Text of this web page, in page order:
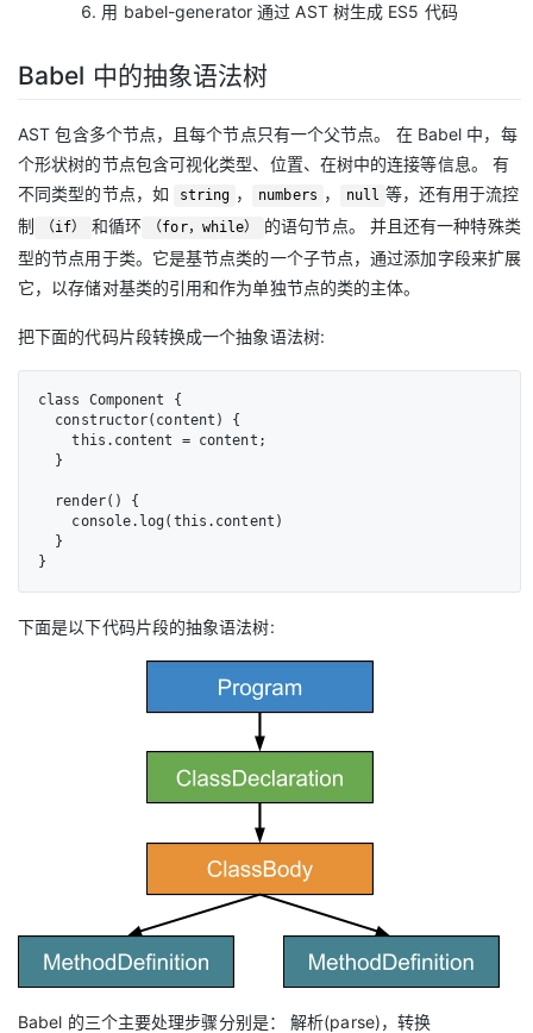
用 babel-generator 通过 AST 树生成 ES5 代码
Babel 中的抽象语法树
AST 包含多个节点，且每个节点只有一个父节点。 在 Babel 中，每
个形状树的节点包含可视化类型、位置、在树中的连接等信息。 有
不同类型的节点，如
string ， numbers ， null 等，还有用于流控
制
（if） 和循环 （for，while）
的语句节点。 并且还有一种特殊类
型的节点用于类。它是基节点类的一个子节点，通过添加字段来扩展
它，以存储对基类的引用和作为单独节点的类的主体。
把下面的代码片段转换成一个抽象语法树:
class Component {
constructor(content) {
this.content = content;
}
render() {
console.log(this.content)
}
}
下面是以下代码片段的抽象语法树:
Babel 的三个主要处理步骤分别是： 解析(parse)，转换